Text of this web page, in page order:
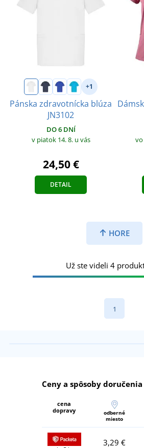
+1
Pánska zdravotnícka blúza
JN3102
DO 6 DNÍ
v piatok 14. 8. u vás
24,50 €
DETAIL
HORE
Už ste videli 4
1
Ceny a spôsoby doručenia
cena
dopravy
odberné
miesto
3,29 €